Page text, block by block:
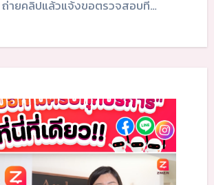
ถ่ายคลิปแล้วแจ้งขอตรวจสอบที่…